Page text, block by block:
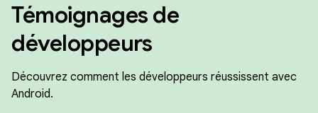
Témoignages de
développeurs
Découvrez comment les développeurs réussissent avec
Android.